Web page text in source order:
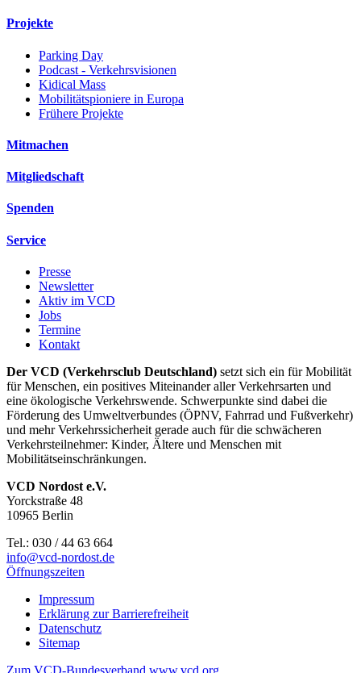
Projekte
Parking Day
Podcast - Verkehrsvisionen
Kidical Mass
Mobilitätspioniere in Europa
Frühere Projekte
Mitmachen
Mitgliedschaft
Spenden
Service
Presse
Newsletter
Aktiv im VCD
Jobs
Termine
Kontakt
Der VCD (Verkehrsclub Deutschland) setzt sich ein für Mobilität
für Menschen, ein positives Miteinander aller Verkehrsarten und
eine ökologische Verkehrswende. Schwerpunkte sind dabei die
Förderung des Umweltverbundes (ÖPNV, Fahrrad und Fußverkehr)
und mehr Verkehrssicherheit gerade auch für die schwächeren
Verkehrsteilnehmer: Kinder, Ältere und Menschen mit
Mobilitätseinschränkungen.
VCD Nordost e.V.
Yorckstraße 48
10965 Berlin
Tel.: 030 / 44 63 664
info@vcd-nordost.de
Öffnungszeiten
Impressum
Erklärung zur Barrierefreiheit
Datenschutz
Sitemap
Zum VCD-Bundesverband www.vcd.org